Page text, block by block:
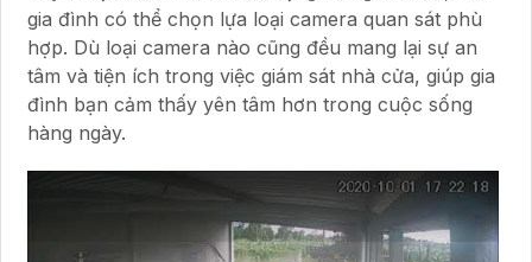
gia đình có thể chọn lựa loại camera quan sát phù
hợp. Dù loại camera nào cũng đều mang lại sự an
tâm và tiện ích trong việc giám sát nhà cửa, giúp gia
đình bạn cảm thấy yên tâm hơn trong cuộc sống
hàng ngày.